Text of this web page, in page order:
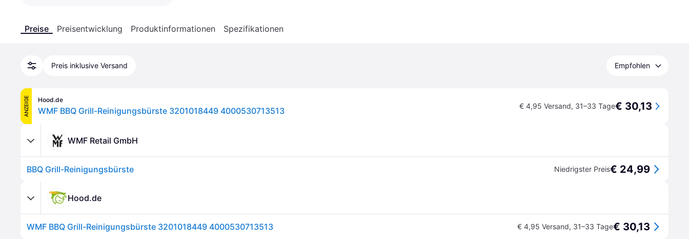
Preise Preisentwicklung Produktinformationen Spezifikationen
Preis inklusive Versand Empfohlen
ANZEIGE Hood.de
WMF BBQ Grill-Reinigungsbürste 3201018449 4000530713513 € 4,95 Versand, 31–33 Tage€ 30,13
WMF Retail GmbH
BBQ Grill-Reinigungsbürste Niedrigster Preis€ 24,99
Hood.de
WMF BBQ Grill-Reinigungsbürste 3201018449 4000530713513 € 4,95 Versand, 31–33 Tage€ 30,13